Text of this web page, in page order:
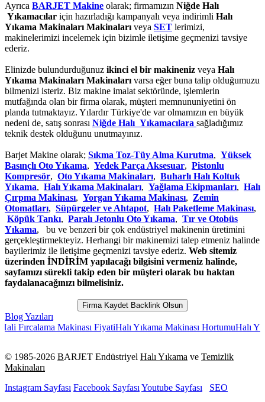
Ayrıca BARJET Makine olarak; firmamızın Niğde Halı
Yıkamacılar için hazırladığı kampanyalı veya indirimli Halı
Yıkama Makinaları Makinalarıveya SET lerimizi,
makinelerimizi incelemek için bizimle iletişime geçmenizi tavsiye
ederiz.
Elinizde bulundurduğunuz ikinci el bir makineniz veya Halı
Yıkama Makinaları Makinalarıvarsa eğer buna talip olduğumuzu
bilmenizi isteriz. Biz makine imalat sektöründe, işlemlerin
mutfağında olan bir firma olarak, müşteri memnununiyetini ön
planda tutmaktayız. Yılardır Türkiye'de var olmamızın en büyük
nedeni de, satış sonrası Niğde Halı Yıkamacılara sağladığımız
teknik destek olduğunu unutmayınız.
Barjet Makine olarak; Sıkma Toz-Tüy Alma Kurutma, Yüksek
Basınçlı Oto Yıkama, Yedek Parça Aksesuar, Pistonlu
Kompresör, Oto Yıkama Makinaları, Buharlı Halı Koltuk
Yıkama, Halı Yıkama Makinaları, Yağlama Ekipmanları, Halı
Çırpma Makinası, Yorgan Yıkama Makinası, Zemin
Otomatları, Süpürgeler ve Ahtapot, Halı Paketleme Makinası,
Köpük Tankı, Paralı Jetonlu Oto Yıkama, Tır ve Otobüs
Yıkama, bu ve benzeri bir çok endüstriyel makinenin üretimini
gerçekleştirmekteyiz. Herhangi bir makinemizi talep etmeniz halinde
bayilerimiz ile iletişime geçmenizi tavsiye ederiz. Web sitemiz
üzerinden İNDİRİM yapılacağı bilgisini vermeniz halinde,
sayfamızı sürekli takip eden bir müşteri olarak bu haktan
faydalanacağınızı bilmelisiniz.
Firma Kaydet Backlink Olsun
Blog Yazıları
Makinası FiyatiHalı Yıkama Makinası HortumuHalı Yıkama
© 1985-2026 BARJET Endüstriyel Halı Yıkama ve Temizlik
Makinaları
Instagram Sayfası Facebook SayfasıYoutube Sayfası SEO